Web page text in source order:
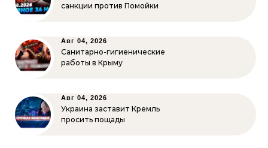
санкции против Помойки
Авг 04, 2026
Санитарно-гигиенические
работы в Крыму
Авг 04, 2026
Украина заставит Кремль
просить пощады